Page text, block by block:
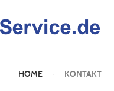
HOME KONTAKT